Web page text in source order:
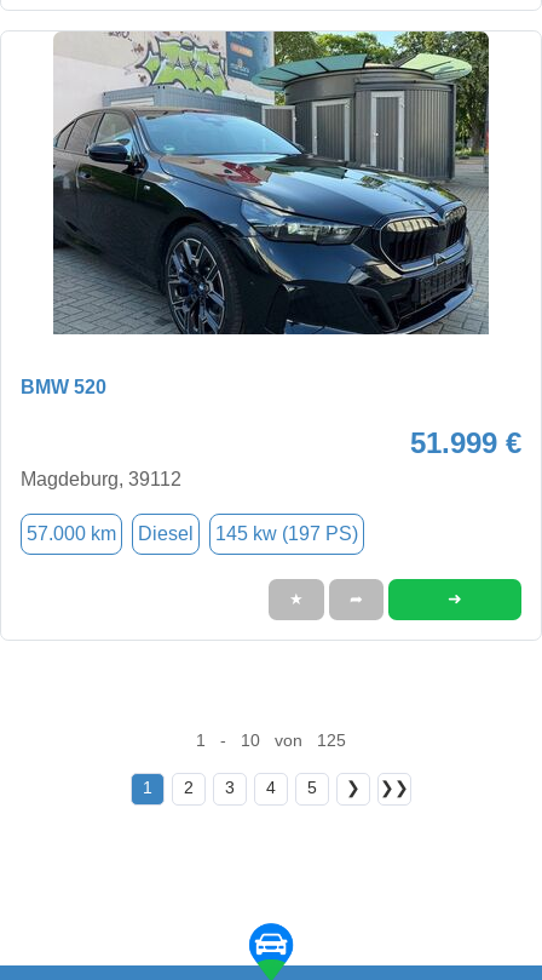
BMW 520
51.999 €
Magdeburg, 39112
57.000 km Diesel 145 kw (197 PS)
★ ➦ ➜
1 - 10 von 125
1 2 3 4 5 ❯ ❯❯